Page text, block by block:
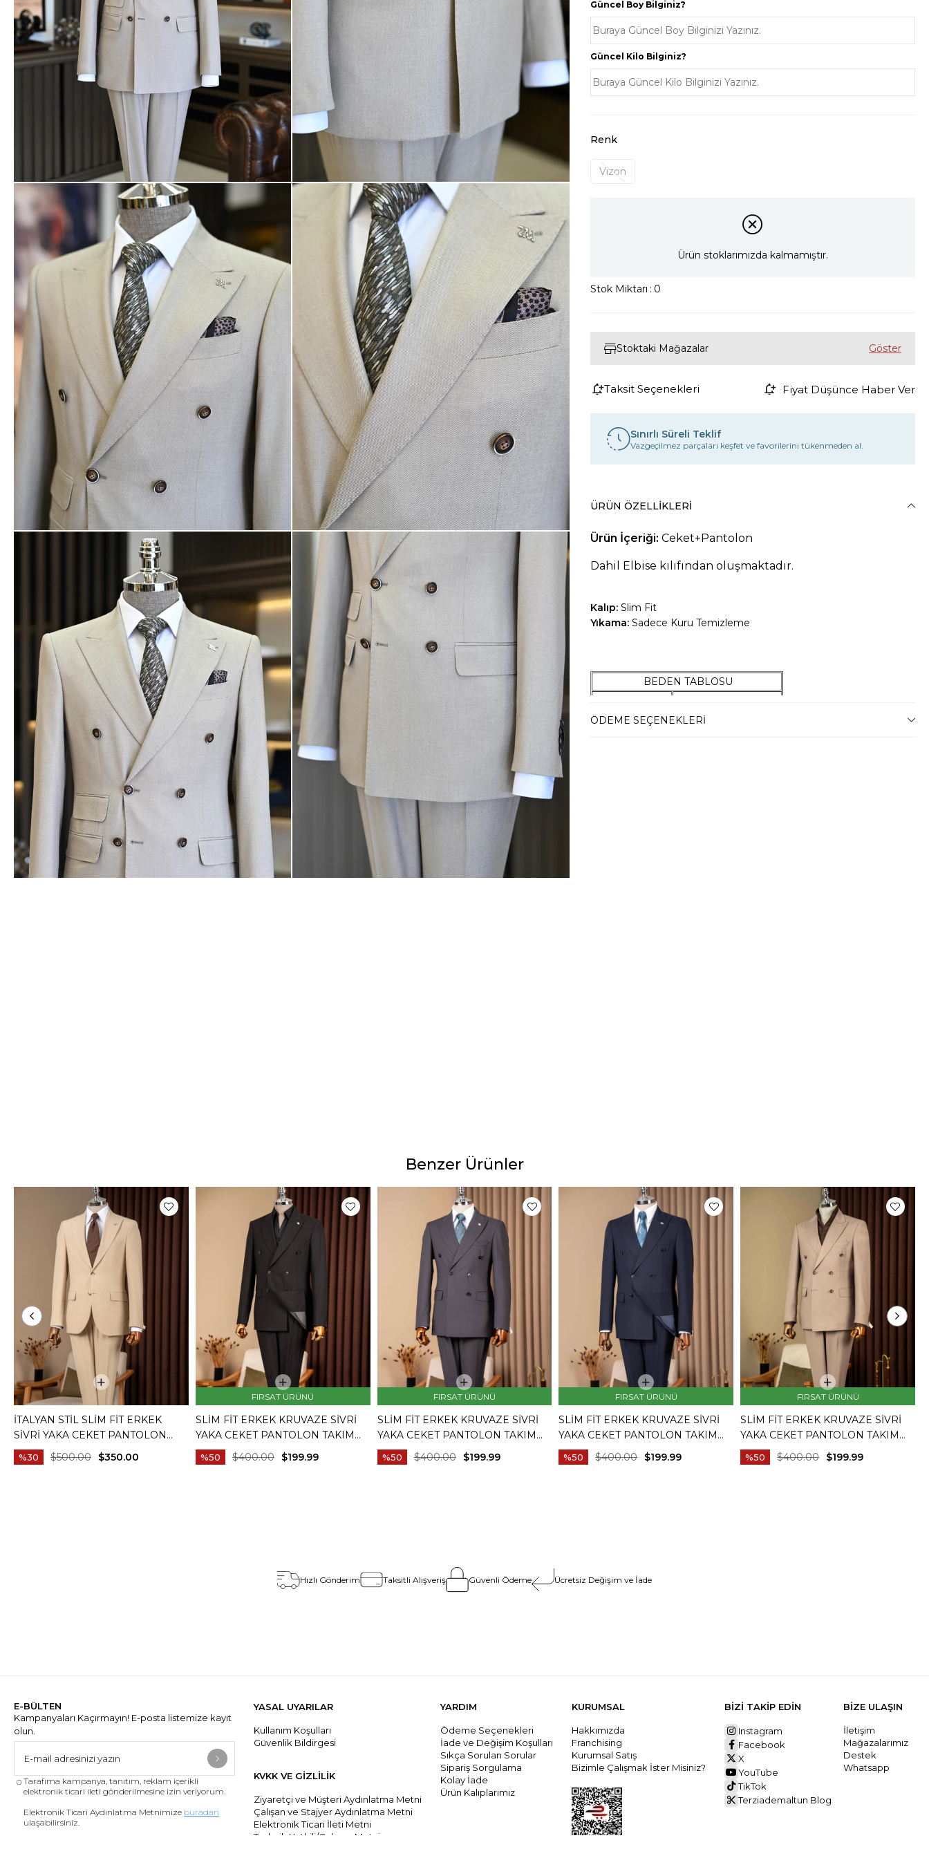
Aksesuar
Güncel Boy Bilginiz?
Güncel Kilo Bilginiz?
Renk
Vizon
Ürün stoklarımızda kalmamıştır.
Stok Miktarı : 0
Stoktaki Mağazalar
Taksit Seçenekleri Fiyat Düşünce Haber Ver
Sınırlı Süreli Teklif
Vazgeçilmez parçaları keşfet ve favorilerini tükenmeden al.
ÜRÜN ÖZELLIKLERI
Ürün İçeriği: Ceket+Pantolon
Dahil Elbise kılıfından oluşmaktadır.
Kalıp: Slim Fit
Yıkama: Sadece Kuru Temizleme
BEDEN TABLOSU
44 Beden
55-59 Kilo Arası
ÖDEME SEÇENEKLERI
Benzer Ürünler
İTALYAN STIL SLIM FIT ERKEK
SIVRI YAKA CEKET PANTOLON
TAKIM ELBISE CAMEL T20082-11
%30 $350.00
$500.00
FIRSAT ÜRÜNÜ
SLIM FIT ERKEK KRUVAZE SIVRI
YAKA CEKET PANTOLON TAKIM
ELBISE SIYAH T20172-01
%50 $199.99
$400.00
FIRSAT ÜRÜNÜ
SLIM FIT ERKEK KRUVAZE SIVRI
YAKA CEKET PANTOLON TAKIM
ELBISE ANTRASIT T20172-08
%50 $199.99
$400.00
FIRSAT ÜRÜNÜ
SLIM FIT ERKEK KRUVAZE SIVRI
YAKA CEKET PANTOLON TAKIM
ELBISE LACIVERT T20172-02
%50 $199.99
$400.00
FIRSAT ÜRÜNÜ
SLIM FIT ERKEK KRUVAZE SIVRI
YAKA CEKET PANTOLON TAKIM
ELBISE BEJ T20172-09
%50 $199.99
$400.00
Hızlı Gönderim Taksitli Alışveriş Güvenli Ödeme Ücretsiz Değişim ve İade
E-BÜLTEN
Kampanyaları Kaçırmayın! E-posta listemize kayıt
olun.
Tarafıma kampanya, tanıtım, reklam içerikli
elektronik ticari ileti gönderilmesine izin veriyorum.
Elektronik Ticari Aydınlatma Metnimize buradan
ulaşabilirsiniz.
YASAL UYARILAR
Kullanım Koşulları
Güvenlik Bildirgesi
KVKK VE GİZLİLİK
Ziyaretçi ve Müşteri Aydınlatma Metni
Çalışan ve Stajyer Aydınlatma Metni
Elektronik Ticari İleti Metni
Tedarik Yetkili/Çalışanı Metni
YARDIM
Ödeme Seçenekleri
İade ve Değişim Koşulları
Sıkça Sorulan Sorular
Sipariş Sorgulama
Kolay İade
Ürün Kalıplarımız
KURUMSAL
Hakkımızda
Franchising
Kurumsal Satış
Bizimle Çalışmak İster Misiniz?
BİZİ TAKİP EDİN
Instagram
Facebook
X
YouTube
TikTok
Terziademaltun Blog
BİZE ULAŞIN
İletişim
Mağazalarımız
Destek
Whatsapp